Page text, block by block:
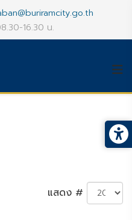
16.30 น.
แสดง #